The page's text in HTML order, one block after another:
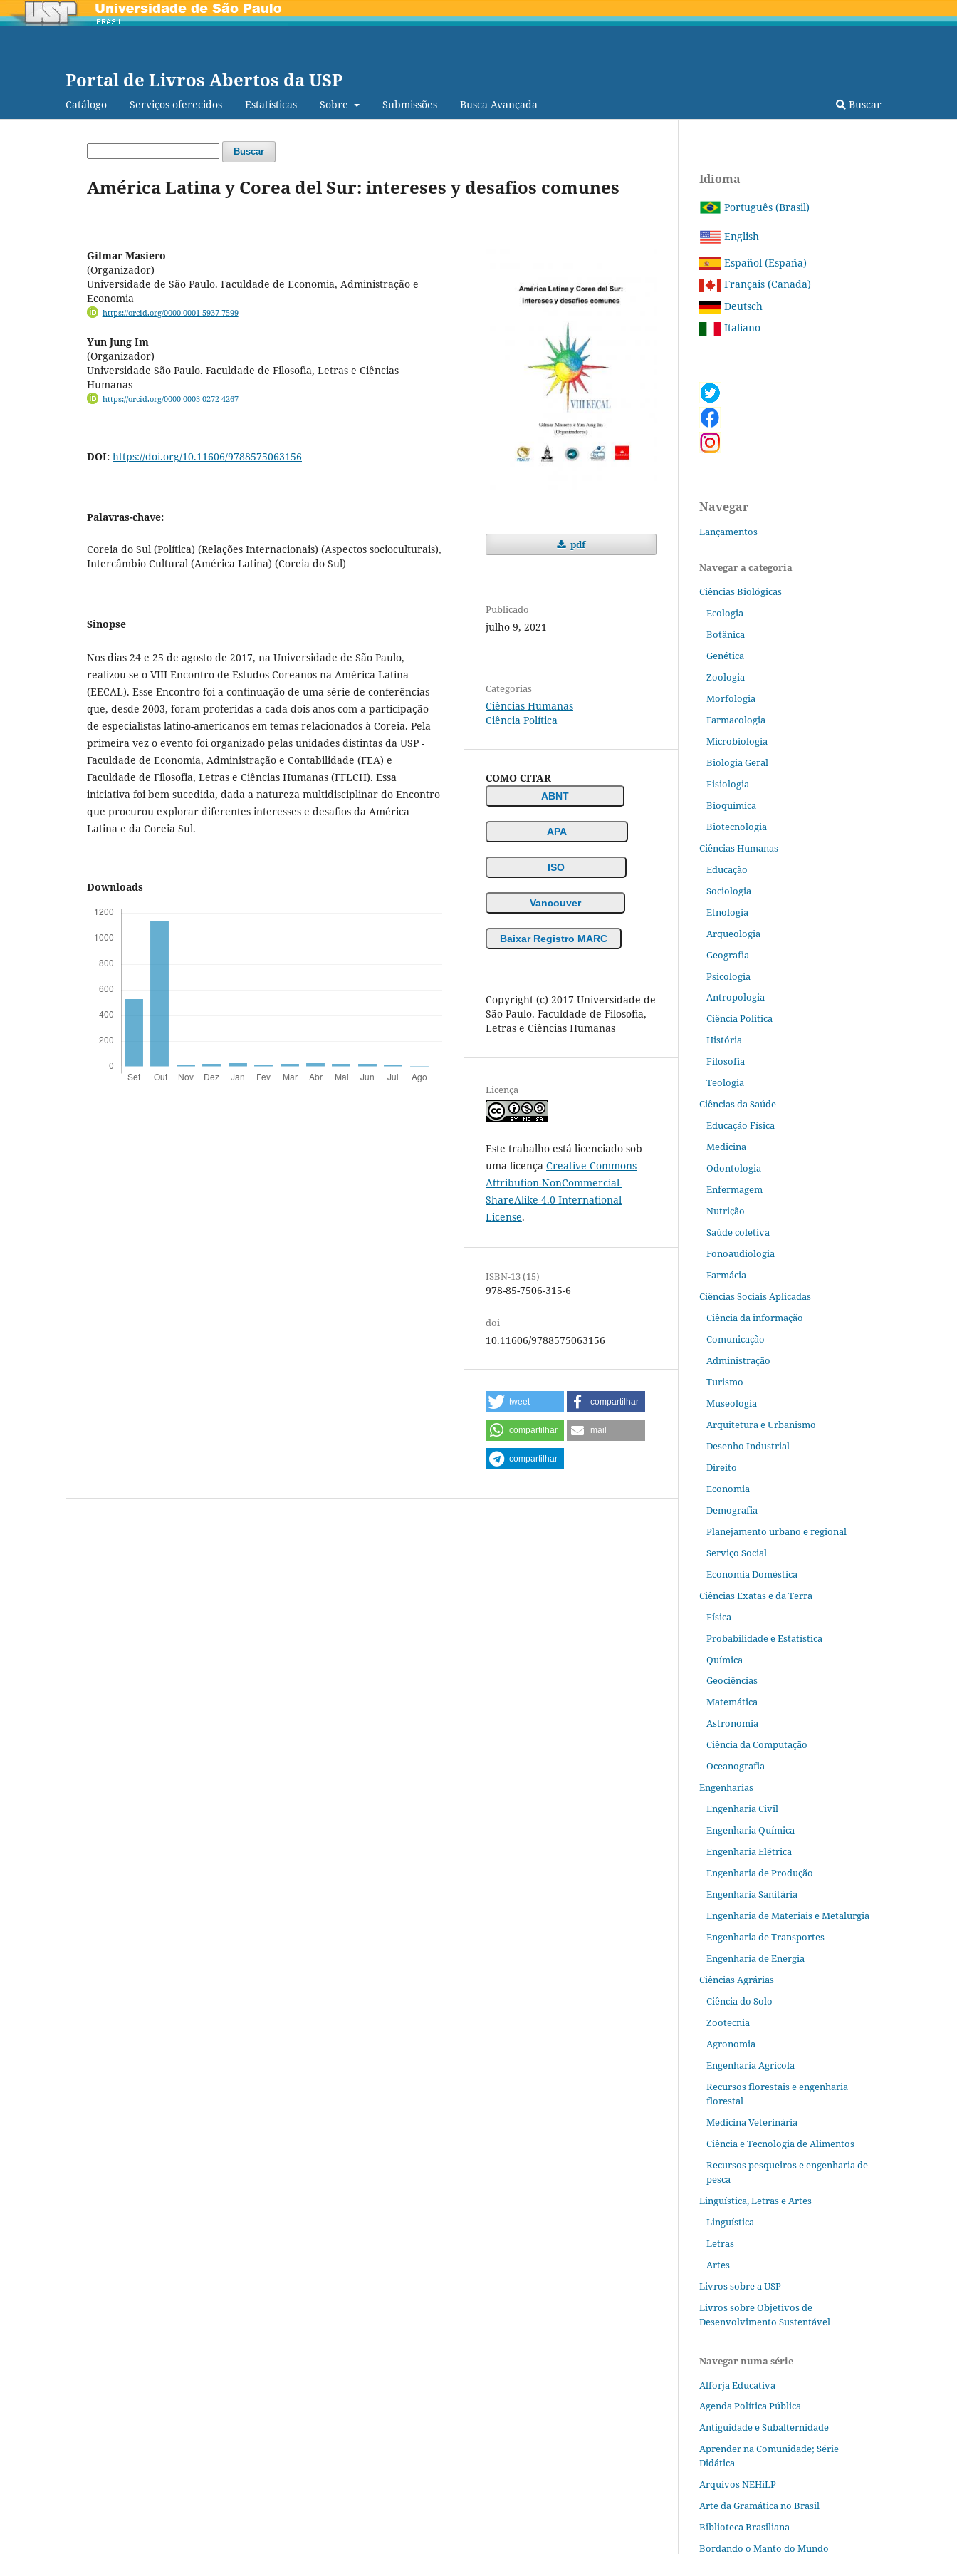
Portal de Livros Abertos da USP
Catálogo Serviços oferecidos Estatísticas Sobre Submissões Busca Avançada Buscar
Buscar
América Latina y Corea del Sur: intereses y desafios comunes
Gilmar Masiero
(Organizador)
Universidade de São Paulo. Faculdade de Economia, Administração e
Economia
https://orcid.org/0000-0001-5937-7599
Yun Jung Im
(Organizador)
Universidade São Paulo. Faculdade de Filosofia, Letras e Ciências
Humanas
https://orcid.org/0000-0003-0272-4267
DOI: https://doi.org/10.11606/9788575063156
Palavras-chave:
Coreia do Sul (Política) (Relações Internacionais) (Aspectos socioculturais),
Intercâmbio Cultural (América Latina) (Coreia do Sul)
Sinopse
Nos dias 24 e 25 de agosto de 2017, na Universidade de São Paulo,
realizou-se o VIII Encontro de Estudos Coreanos na América Latina
(EECAL). Esse Encontro foi a continuação de uma série de conferências
que, desde 2003, foram proferidas a cada dois anos com a participação
de especialistas latino-americanos em temas relacionados à Coreia. Pela
primeira vez o evento foi organizado pelas unidades distintas da USP -
Faculdade de Economia, Administração e Contabilidade (FEA) e
Faculdade de Filosofia, Letras e Ciências Humanas (FFLCH). Essa
iniciativa foi bem sucedida, dada a natureza multidisciplinar do Encontro
que procurou explorar diferentes interesses e desafios da América
Latina e da Coreia Sul.
Downloads
pdf
Publicado
julho 9, 2021
Categorias
Ciências Humanas
Ciência Política
COMO CITAR
ABNT
APA
ISO
Vancouver
Baixar Registro MARC
Copyright (c) 2017 Universidade de
São Paulo. Faculdade de Filosofia,
Letras e Ciências Humanas
Licença
Este trabalho está licenciado sob
uma licença Creative Commons
Attribution-NonCommercial-
ShareAlike 4.0 International
License.
ISBN-13 (15)
978-85-7506-315-6
doi
10.11606/9788575063156
tweet compartilhar
compartilhar mail
compartilhar
Idioma
Português (Brasil)
English
Español (España)
Français (Canada)
Deutsch
Italiano
Navegar
Lançamentos
Navegar a categoria
Ciências Biológicas
Ecologia
Botânica
Genética
Zoologia
Morfologia
Farmacologia
Microbiologia
Biologia Geral
Fisiologia
Bioquímica
Biotecnologia
Ciências Humanas
Educação
Sociologia
Etnologia
Arqueologia
Geografia
Psicologia
Antropologia
Ciência Política
História
Filosofia
Teologia
Ciências da Saúde
Educação Física
Medicina
Odontologia
Enfermagem
Nutrição
Saúde coletiva
Fonoaudiologia
Farmácia
Ciências Sociais Aplicadas
Ciência da informação
Comunicação
Administração
Turismo
Museologia
Arquitetura e Urbanismo
Desenho Industrial
Direito
Economia
Demografia
Planejamento urbano e regional
Serviço Social
Economia Doméstica
Ciências Exatas e da Terra
Física
Probabilidade e Estatística
Química
Geociências
Matemática
Astronomia
Ciência da Computação
Oceanografia
Engenharias
Engenharia Civil
Engenharia Química
Engenharia Elétrica
Engenharia de Produção
Engenharia Sanitária
Engenharia de Materiais e Metalurgia
Engenharia de Transportes
Engenharia de Energia
Ciências Agrárias
Ciência do Solo
Zootecnia
Agronomia
Engenharia Agrícola
Recursos florestais e engenharia
florestal
Medicina Veterinária
Ciência e Tecnologia de Alimentos
Recursos pesqueiros e engenharia de
pesca
Linguística, Letras e Artes
Linguística
Letras
Artes
Livros sobre a USP
Livros sobre Objetivos de
Desenvolvimento Sustentável
Navegar numa série
Alforja Educativa
Agenda Política Pública
Antiguidade e Subalternidade
Aprender na Comunidade; Série
Didática
Arquivos NEHiLP
Arte da Gramática no Brasil
Biblioteca Brasiliana
Bordando o Manto do Mundo